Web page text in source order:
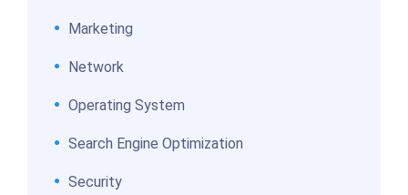
Marketing
Network
Operating System
Search Engine Optimization
Security